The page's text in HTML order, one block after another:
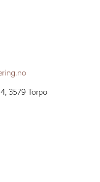
3579 Torpo